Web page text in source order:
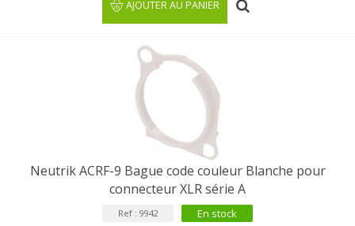
AJOUTER AU PANIER
Neutrik ACRF-9 Bague code couleur Blanche pour
connecteur XLR série A
Ref : 9942 En stock